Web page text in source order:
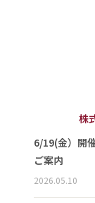
株
6/19(金）開
ご案内
2026.05.10